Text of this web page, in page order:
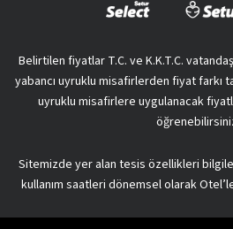
Belirtilen fiyatlar T.C. ve K.K.T.C.
yabancı uyruklu misafirlerden fiyat farkı
uyruklu misafirlere uygulanacak
Sitemizde yer alan tesis özellikleri
kullanım saatleri dönemsel olarak